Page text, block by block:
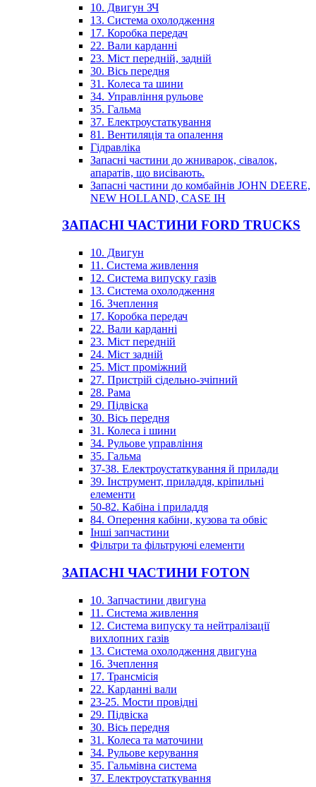
10. Двигун ЗЧ
13. Система охолодження
17. Коробка передач
22. Вали карданні
23. Міст передній, задній
30. Вісь передня
31. Колеса та шини
34. Управління рульове
35. Гальма
37. Електроустаткування
81. Вентиляція та опалення
Гідравліка
Запасні частини до жниварок, сівалок,
апаратів, що висівають.
Запасні частини до комбайнів JOHN DEERE,
NEW HOLLAND, CASE IH
ЗАПАСНІ ЧАСТИНИ FORD TRUCKS
10. Двигун
11. Система живлення
12. Система випуску газів
13. Система охолодження
16. Зчеплення
17. Коробка передач
22. Вали карданні
23. Міст передній
24. Міст задній
25. Міст проміжний
27. Пристрій сідельно-зчіпний
28. Рама
29. Підвіска
30. Вісь передня
31. Колеса і шини
34. Рульове управління
35. Гальма
37-38. Електроустаткування й прилади
39. Інструмент, приладдя, кріпильні
елементи
50-82. Кабіна і приладдя
84. Оперення кабіни, кузова та обвіс
Інші запчастини
Фільтри та фільтруючі елементи
ЗАПАСНІ ЧАСТИНИ FOTON
10. Запчастини двигуна
11. Система живлення
12. Система випуску та нейтралізації
вихлопних газів
13. Система охолодження двигуна
16. Зчеплення
17. Трансмісія
22. Карданні вали
23-25. Мости провідні
29. Підвіска
30. Вісь передня
31. Колеса та маточини
34. Рульове керування
35. Гальмівна система
37. Електроустаткування